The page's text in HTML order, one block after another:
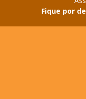
Fique por